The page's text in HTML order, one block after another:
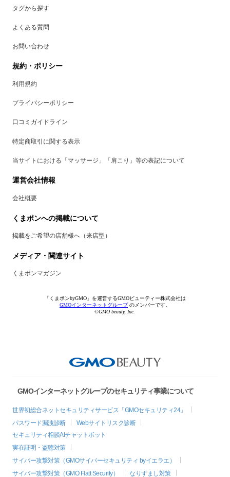
タグから探す
よくある質問
お問い合わせ
規約・ポリシー
利用規約
プライバシーポリシー
口コミガイドライン
特定商取引に関する表示
当サイトにおける「マッサージ」「肩こり」等の表記について
運営会社情報
会社概要
くまポンへの掲載について
掲載をご希望の店舗様へ（来店型）
メディア・関連サイト
くまポンマガジン
「くまポンbyGMO」を運営するGMOビューティー株式会社は
GMOインターネットグループのメンバーです。
©GMO beauty, Inc.
GMOインターネットグループのセキュリティ事業について
世界初総合ネットセキュリティサービス「GMOセキュリティ24」
パスワード漏洩診断
Webサイトリスク診断
セキュリティ相談AIチャットボット
実在証明・盗聴対策
サイバー攻撃対策（GMOサイバーセキュリティ byイエラエ）
サイバー攻撃対策（GMO Flatt Security）
なりすまし対策